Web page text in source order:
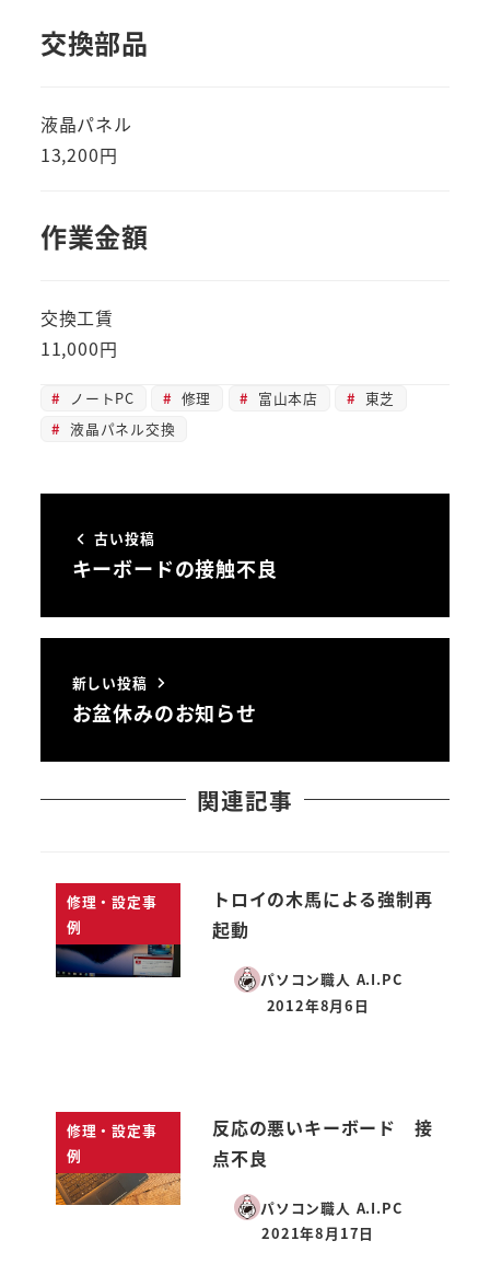
交換部品
液晶パネル
13,200円
作業金額
交換工賃
11,000円
ノートPC 修理 富山本店
東芝
液晶パネル交換
古い投稿
キーボードの接触不良
新しい投稿
お盆休みのお知らせ
関連記事
修理・設定事
例
トロイの木馬による強制再
起動
パソコン職人 A.I.PC
投稿日
2012年8月6日
修理・設定事
例
反応の悪いキーボード 接
点不良
パソコン職人 A.I.PC
投稿日
2021年8月17日